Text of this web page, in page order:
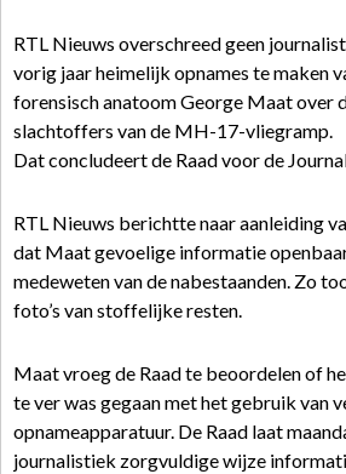
RTL Nieuws overschreed geen
vorig jaar heimelijk opnames te maken
forensisch anatoom George Maat over
slachtoffers van de MH-17-vliegramp.
Dat concludeert de Raad voor de
RTL Nieuws berichtte naar aanleiding
dat Maat gevoelige informatie
medeweten van de nabestaanden. Zo
foto’s van stoffelijke resten.
Maat vroeg de Raad te beoordelen of
te ver was gegaan met het gebruik van
opnameapparatuur. De Raad laat
journalistiek zorgvuldige wijze